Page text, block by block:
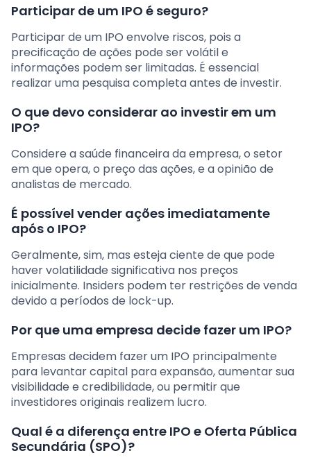
Participar de um IPO é seguro?
Participar de um IPO envolve riscos, pois a
precificação de ações pode ser volátil e
informações podem ser limitadas. É essencial
realizar uma pesquisa completa antes de investir.
O que devo considerar ao investir em um
IPO?
Considere a saúde financeira da empresa, o setor
em que opera, o preço das ações, e a opinião de
analistas de mercado.
É possível vender ações imediatamente
após o IPO?
Geralmente, sim, mas esteja ciente de que pode
haver volatilidade significativa nos preços
inicialmente. Insiders podem ter restrições de venda
devido a períodos de lock-up.
Por que uma empresa decide fazer um IPO?
Empresas decidem fazer um IPO principalmente
para levantar capital para expansão, aumentar sua
visibilidade e credibilidade, ou permitir que
investidores originais realizem lucro.
Qual é a diferença entre IPO e Oferta Pública
Secundária (SPO)?